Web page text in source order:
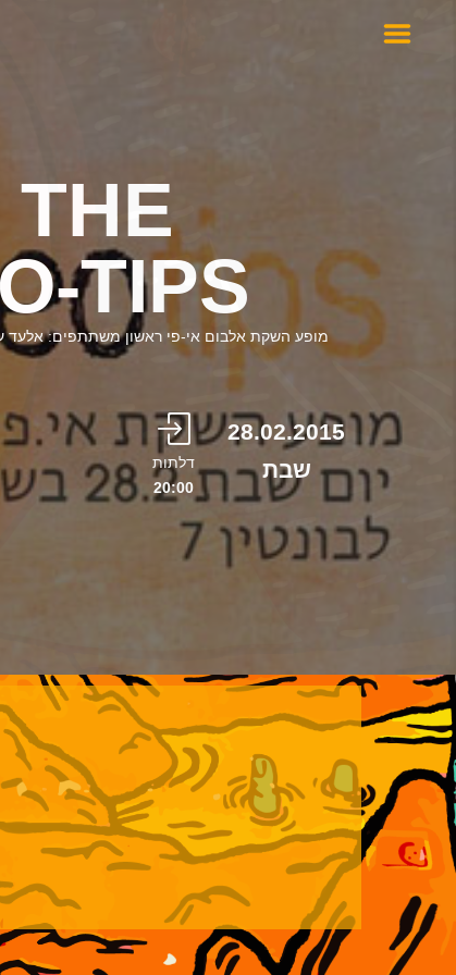
TIPS
מופע השקת אלבום אי-פי ראשון משתתפים: אלעד
28.02.2015
שבת
דלתות
20:00